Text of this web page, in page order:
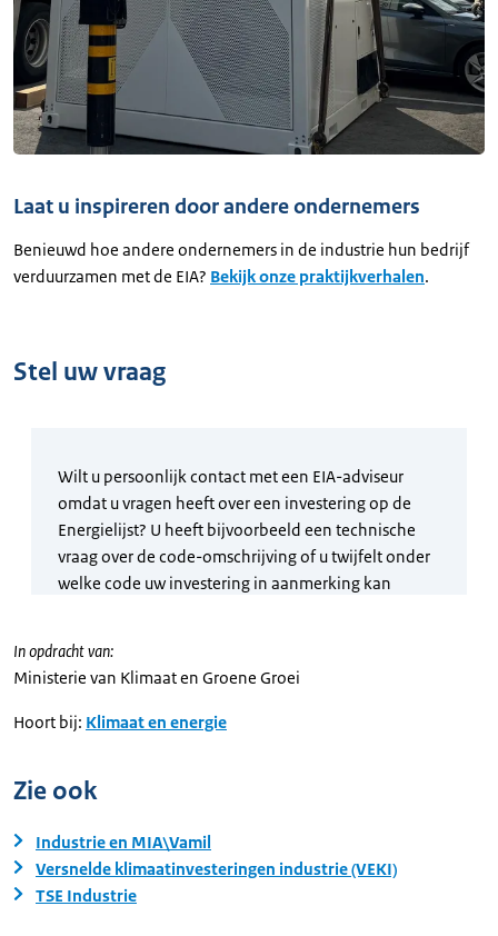
Laat u inspireren door andere ondernemers
Benieuwd hoe andere ondernemers in de industrie hun bedrijf
verduurzamen met de EIA? Bekijk onze praktijkverhalen.
Stel uw vraag
In opdracht van:
Ministerie van Klimaat en Groene Groei
Hoort bij: Klimaat en energie
Zie ook
Industrie en MIA\Vamil
Versnelde klimaatinvesteringen industrie (VEKI)
TSE Industrie